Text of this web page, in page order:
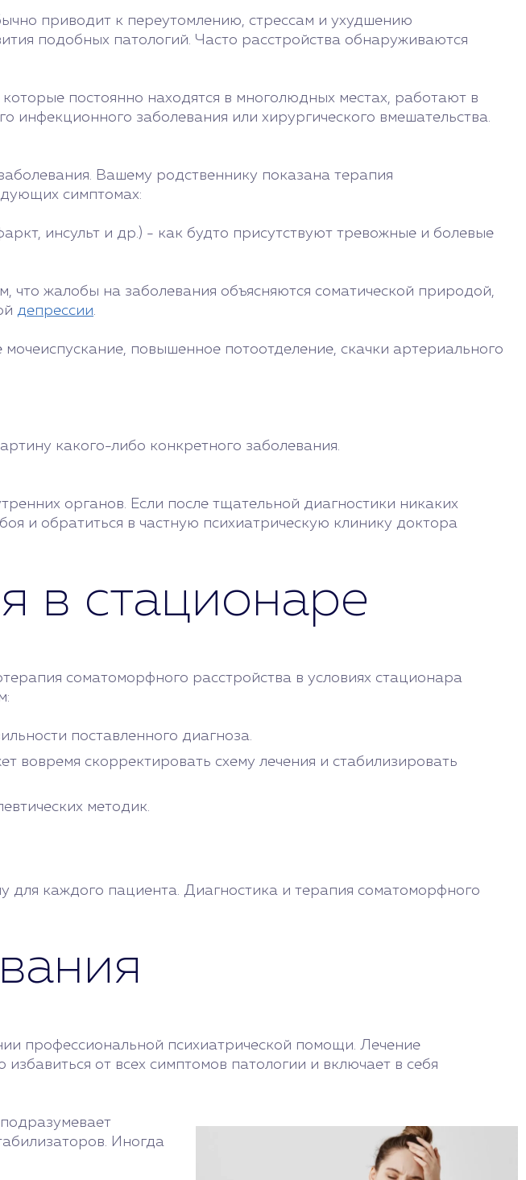
приводит к переутомлению, стрессам и ухудшению
подобных патологий. Часто расстройства обнаруживаются
постоянно находятся в многолюдных местах, работают в
заболевания или хирургического вмешательства.
Вашему родственнику показана терапия
симптомах:
инсульт и др.) - как будто присутствуют тревожные и болевые
что жалобы на заболевания объясняются соматической природой,
депрессии.
повышенное потоотделение, скачки артериального
какого-либо конкретного заболевания.
органов. Если после тщательной диагностики никаких
и обратиться в частную психиатрическую клинику доктора
в стационаре
соматоморфного расстройства в условиях стационара
поставленного диагноза.
вовремя скорректировать схему лечения и стабилизировать
методик.
каждого пациента. Диагностика и терапия соматоморфного
профессиональной психиатрической помощи. Лечение
от всех симптомов патологии и включает в себя
Иногда